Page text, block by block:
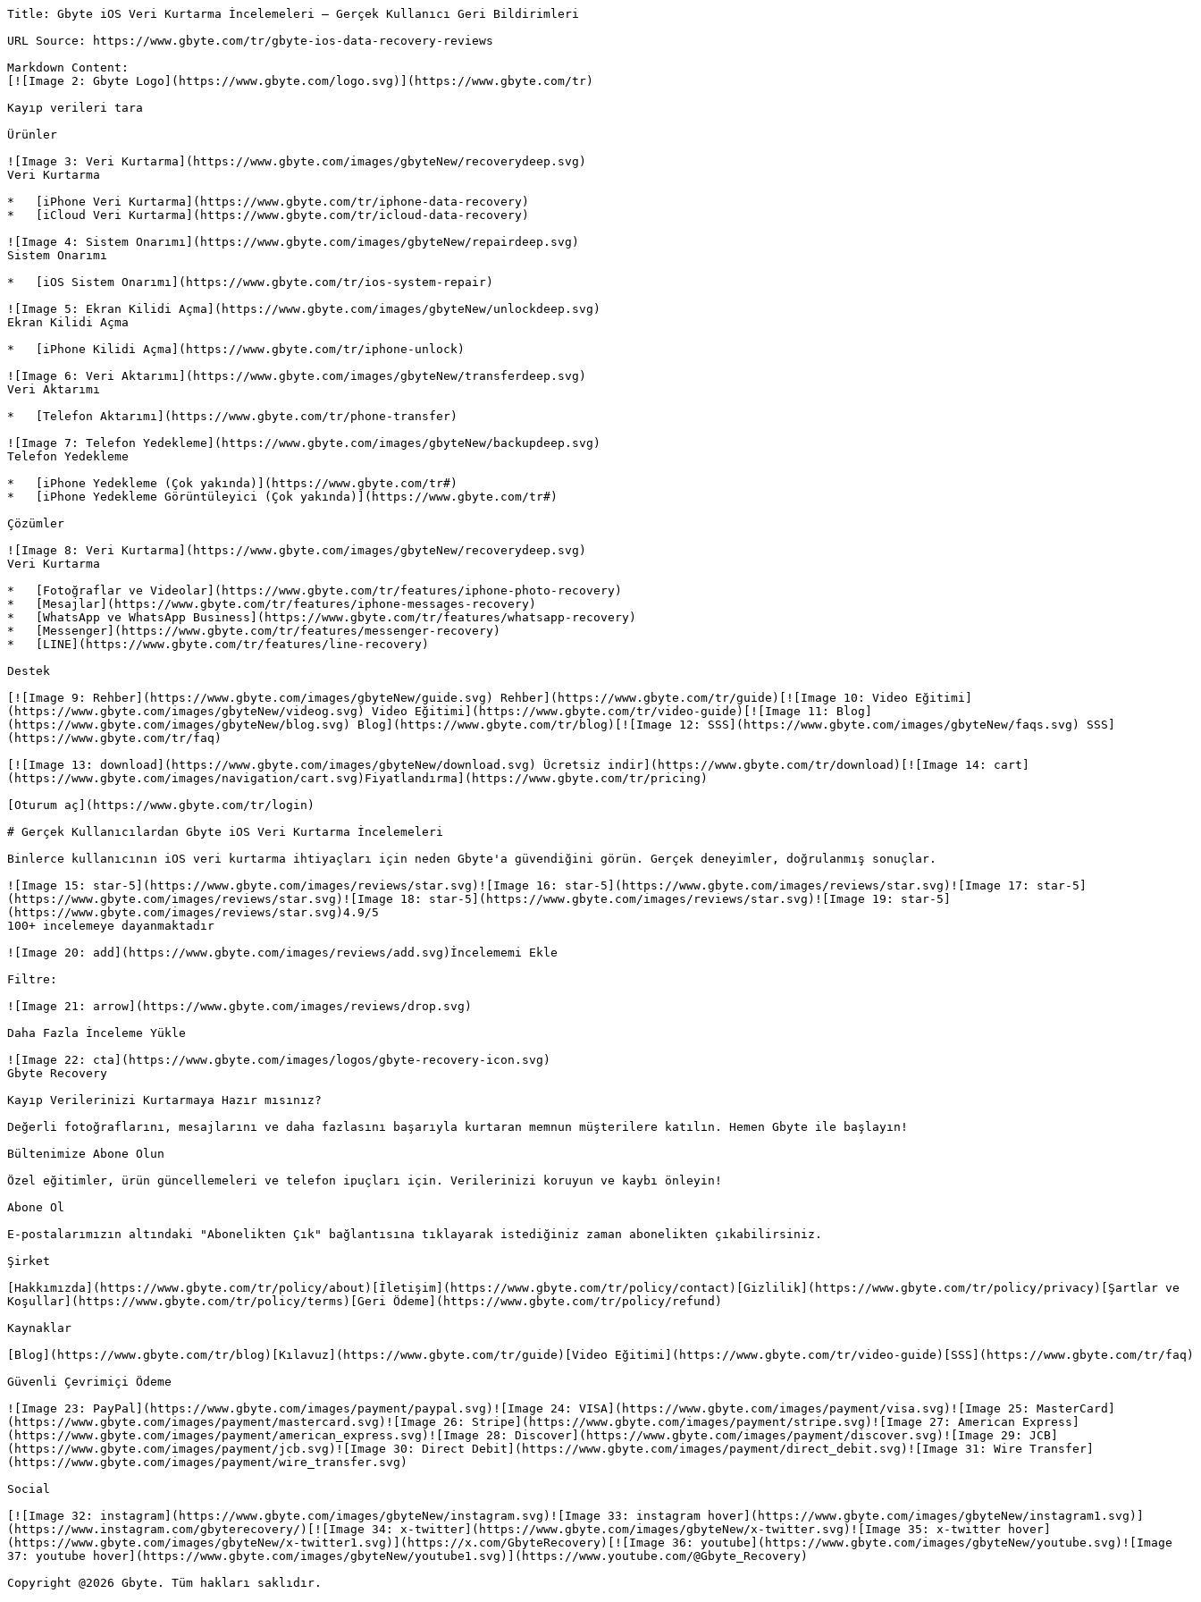
Title: Gbyte iOS Veri Kurtarma İncelemeleri – Gerçek Kullanıcı Geri Bildirimleri
URL Source: https://www.gbyte.com/tr/gbyte-ios-data-recovery-reviews
Markdown Content:
[![Image 2: Gbyte Logo](https://www.gbyte.com/logo.svg)](https://www.gbyte.com/tr)
Kayıp verileri tara
Ürünler
![Image 3: Veri Kurtarma](https://www.gbyte.com/images/gbyteNew/recoverydeep.svg)
Veri Kurtarma
*   [iPhone Veri Kurtarma](https://www.gbyte.com/tr/iphone-data-recovery)
*   [iCloud Veri Kurtarma](https://www.gbyte.com/tr/icloud-data-recovery)
![Image 4: Sistem Onarımı](https://www.gbyte.com/images/gbyteNew/repairdeep.svg)
Sistem Onarımı
*   [iOS Sistem Onarımı](https://www.gbyte.com/tr/ios-system-repair)
![Image 5: Ekran Kilidi Açma](https://www.gbyte.com/images/gbyteNew/unlockdeep.svg)
Ekran Kilidi Açma
*   [iPhone Kilidi Açma](https://www.gbyte.com/tr/iphone-unlock)
![Image 6: Veri Aktarımı](https://www.gbyte.com/images/gbyteNew/transferdeep.svg)
Veri Aktarımı
*   [Telefon Aktarımı](https://www.gbyte.com/tr/phone-transfer)
![Image 7: Telefon Yedekleme](https://www.gbyte.com/images/gbyteNew/backupdeep.svg)
Telefon Yedekleme
*   [iPhone Yedekleme (Çok yakında)](https://www.gbyte.com/tr#)
*   [iPhone Yedekleme Görüntüleyici (Çok yakında)](https://www.gbyte.com/tr#)
Çözümler
![Image 8: Veri Kurtarma](https://www.gbyte.com/images/gbyteNew/recoverydeep.svg)
Veri Kurtarma
*   [Fotoğraflar ve Videolar](https://www.gbyte.com/tr/features/iphone-photo-recovery)
*   [Mesajlar](https://www.gbyte.com/tr/features/iphone-messages-recovery)
*   [WhatsApp ve WhatsApp Business](https://www.gbyte.com/tr/features/whatsapp-recovery)
*   [Messenger](https://www.gbyte.com/tr/features/messenger-recovery)
*   [LINE](https://www.gbyte.com/tr/features/line-recovery)
Destek
[![Image 9: Rehber](https://www.gbyte.com/images/gbyteNew/guide.svg) Rehber](https://www.gbyte.com/tr/guide)[![Image 10: Video Eğitimi]
(https://www.gbyte.com/images/gbyteNew/videog.svg) Video Eğitimi](https://www.gbyte.com/tr/video-guide)[![Image 11: Blog]
(https://www.gbyte.com/images/gbyteNew/blog.svg) Blog](https://www.gbyte.com/tr/blog)[![Image 12: SSS](https://www.gbyte.com/images/gbyteNew/faqs.svg) SSS]
(https://www.gbyte.com/tr/faq)
[![Image 13: download](https://www.gbyte.com/images/gbyteNew/download.svg) Ücretsiz indir](https://www.gbyte.com/tr/download)[![Image 14: cart]
(https://www.gbyte.com/images/navigation/cart.svg)Fiyatlandırma](https://www.gbyte.com/tr/pricing)
[Oturum aç](https://www.gbyte.com/tr/login)
# Gerçek Kullanıcılardan Gbyte iOS Veri Kurtarma İncelemeleri
Binlerce kullanıcının iOS veri kurtarma ihtiyaçları için neden Gbyte'a güvendiğini görün. Gerçek deneyimler, doğrulanmış sonuçlar.
![Image 15: star-5](https://www.gbyte.com/images/reviews/star.svg)![Image 16: star-5](https://www.gbyte.com/images/reviews/star.svg)![Image 17: star-5]
(https://www.gbyte.com/images/reviews/star.svg)![Image 18: star-5](https://www.gbyte.com/images/reviews/star.svg)![Image 19: star-5]
(https://www.gbyte.com/images/reviews/star.svg)4.9/5
100+ incelemeye dayanmaktadır
![Image 20: add](https://www.gbyte.com/images/reviews/add.svg)İncelememi Ekle
Filtre:
![Image 21: arrow](https://www.gbyte.com/images/reviews/drop.svg)
Daha Fazla İnceleme Yükle
![Image 22: cta](https://www.gbyte.com/images/logos/gbyte-recovery-icon.svg)
Gbyte Recovery
Kayıp Verilerinizi Kurtarmaya Hazır mısınız?
Değerli fotoğraflarını, mesajlarını ve daha fazlasını başarıyla kurtaran memnun müşterilere katılın. Hemen Gbyte ile başlayın!
Bültenimize Abone Olun
Özel eğitimler, ürün güncellemeleri ve telefon ipuçları için. Verilerinizi koruyun ve kaybı önleyin!
Abone Ol
E-postalarımızın altındaki "Abonelikten Çık" bağlantısına tıklayarak istediğiniz zaman abonelikten çıkabilirsiniz.
Şirket
[Hakkımızda](https://www.gbyte.com/tr/policy/about)[İletişim](https://www.gbyte.com/tr/policy/contact)[Gizlilik](https://www.gbyte.com/tr/policy/privacy)[Şartlar ve
Koşullar](https://www.gbyte.com/tr/policy/terms)[Geri Ödeme](https://www.gbyte.com/tr/policy/refund)
Kaynaklar
[Blog](https://www.gbyte.com/tr/blog)[Kılavuz](https://www.gbyte.com/tr/guide)[Video Eğitimi](https://www.gbyte.com/tr/video-guide)[SSS](https://www.gbyte.com/tr/faq)
Güvenli Çevrimiçi Ödeme
![Image 23: PayPal](https://www.gbyte.com/images/payment/paypal.svg)![Image 24: VISA](https://www.gbyte.com/images/payment/visa.svg)![Image 25: MasterCard]
(https://www.gbyte.com/images/payment/mastercard.svg)![Image 26: Stripe](https://www.gbyte.com/images/payment/stripe.svg)![Image 27: American Express]
(https://www.gbyte.com/images/payment/american_express.svg)![Image 28: Discover](https://www.gbyte.com/images/payment/discover.svg)![Image 29: JCB]
(https://www.gbyte.com/images/payment/jcb.svg)![Image 30: Direct Debit](https://www.gbyte.com/images/payment/direct_debit.svg)![Image 31: Wire Transfer]
(https://www.gbyte.com/images/payment/wire_transfer.svg)
Social
[![Image 32: instagram](https://www.gbyte.com/images/gbyteNew/instagram.svg)![Image 33: instagram hover](https://www.gbyte.com/images/gbyteNew/instagram1.svg)]
(https://www.instagram.com/gbyterecovery/)[![Image 34: x-twitter](https://www.gbyte.com/images/gbyteNew/x-twitter.svg)![Image 35: x-twitter hover]
(https://www.gbyte.com/images/gbyteNew/x-twitter1.svg)](https://x.com/GbyteRecovery)[![Image 36: youtube](https://www.gbyte.com/images/gbyteNew/youtube.svg)![Image
37: youtube hover](https://www.gbyte.com/images/gbyteNew/youtube1.svg)](https://www.youtube.com/@Gbyte_Recovery)
Copyright @2026 Gbyte. Tüm hakları saklıdır.